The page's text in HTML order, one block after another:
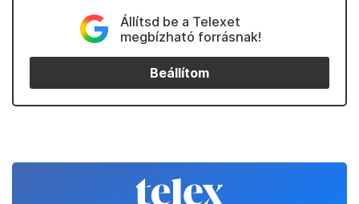
Állítsd be a Telexet
megbízható forrásnak!
Beállítom